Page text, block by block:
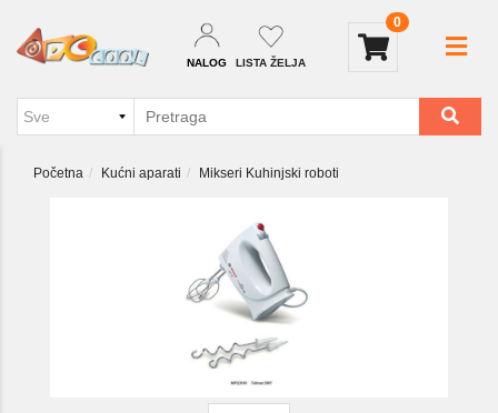
NALOG LISTA ŽELJA
0
Početna Kućni aparati Mikseri Kuhinjski roboti